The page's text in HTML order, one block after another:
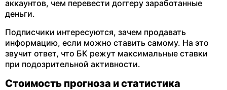
аккаунтов, чем перевести доггеру заработанные
деньги.
Подписчики интересуются, зачем продавать
информацию, если можно ставить самому. На это
звучит ответ, что БК режут максимальные ставки
при подозрительной активности.
Стоимость прогноза и статистика